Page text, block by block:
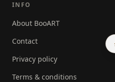
INFO
About BooART
Contact
Privacy policy
Terms & conditions